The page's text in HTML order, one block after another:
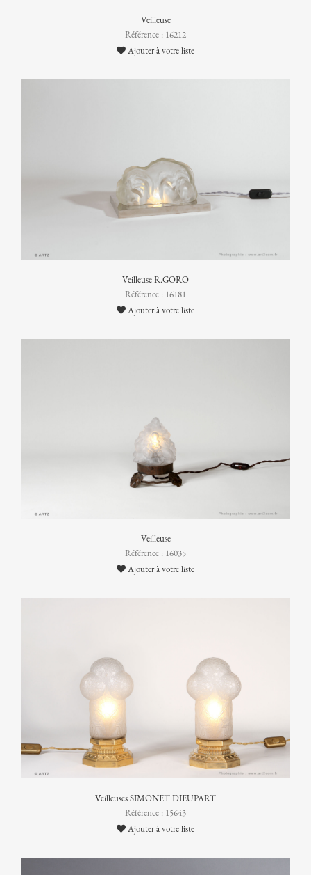
Veilleuse
Référence : 16212
Ajouter à votre liste
Veilleuse R.GORO
Référence : 16181
Ajouter à votre liste
Veilleuse
Référence : 16035
Ajouter à votre liste
Veilleuses SIMONET DIEUPART
Référence : 15643
Ajouter à votre liste